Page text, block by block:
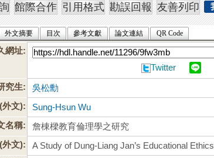
外文摘要 目次 參考文獻 論文連結 QR Code
網址:
Twitter
究生:
吳松勳
外文):
Sung-Hsun Wu
名稱:
詹棟樑教育倫理學之研究
外文):
A Study of Dung-Liang Jan’s Educational Ethics